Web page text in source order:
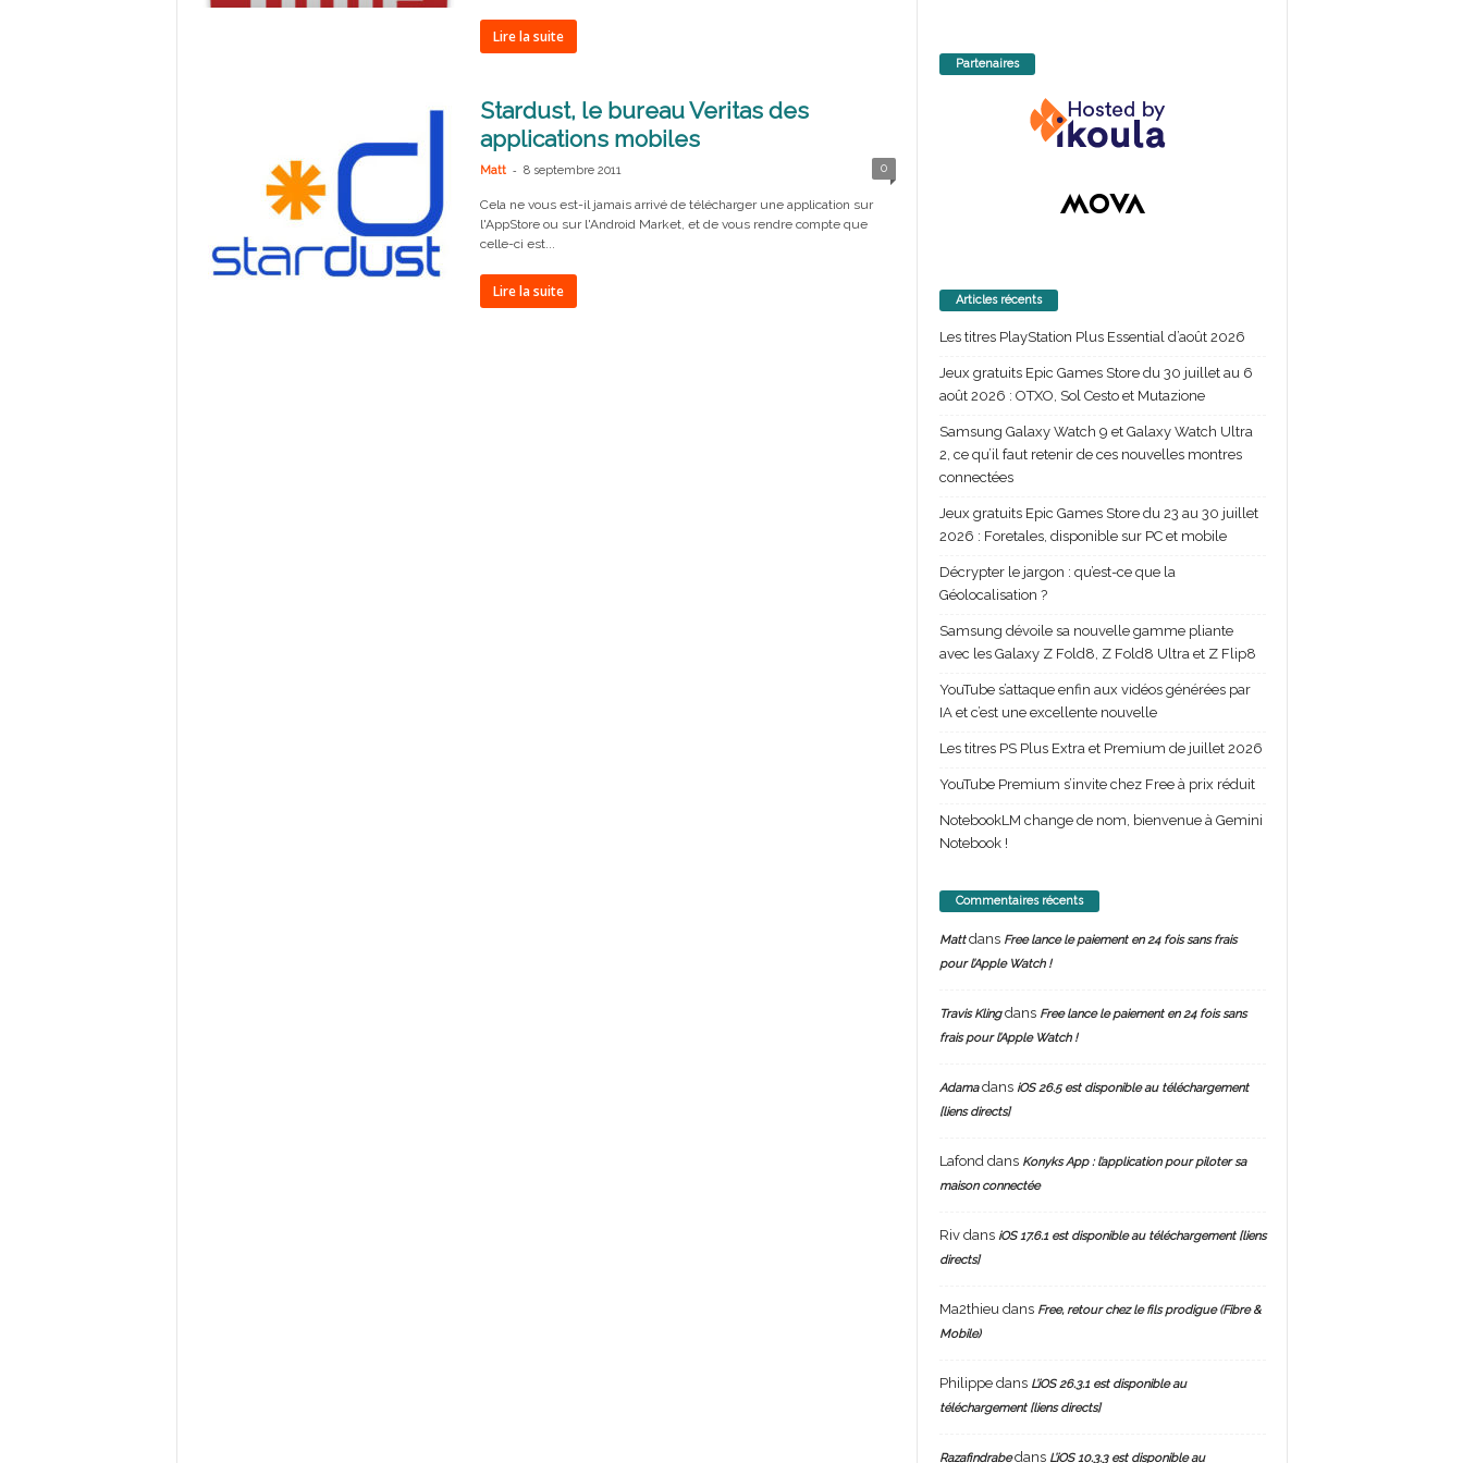
Lire la suite
Stardust, le bureau Veritas des
applications mobiles
Matt - 8 septembre 2011 0
Cela ne vous est-il jamais arrivé de télécharger une application sur
l'AppStore ou sur l'Android Market, et de vous rendre compte que
celle-ci est...
Lire la suite
Partenaires
Articles récents
Les titres PlayStation Plus Essential d’août 2026
Jeux gratuits Epic Games Store du 30 juillet au 6
août 2026 : OTXO, Sol Cesto et Mutazione
Samsung Galaxy Watch 9 et Galaxy Watch Ultra
2, ce qu’il faut retenir de ces nouvelles montres
connectées
Jeux gratuits Epic Games Store du 23 au 30 juillet
2026 : Foretales, disponible sur PC et mobile
Décrypter le jargon : qu’est-ce que la
Géolocalisation ?
Samsung dévoile sa nouvelle gamme pliante
avec les Galaxy Z Fold8, Z Fold8 Ultra et Z Flip8
YouTube s’attaque enfin aux vidéos générées par
IA et c’est une excellente nouvelle
Les titres PS Plus Extra et Premium de juillet 2026
YouTube Premium s’invite chez Free à prix réduit
NotebookLM change de nom, bienvenue à Gemini
Notebook !
Commentaires récents
Mattdans Free lance le paiement en 24 fois sans frais
pour l’Apple Watch !
Travis Klingdans Free lance le paiement en 24 fois sans
frais pour l’Apple Watch !
Adamadans iOS 26.5 est disponible au téléchargement
[liens directs]
Lafond dans Konyks App : l’application pour piloter sa
maison connectée
Rivdans iOS 17.6.1 est disponible au téléchargement [liens
directs]
Ma2thieu dans Free, retour chez le fils prodigue (Fibre &
Mobile)
Philippedans L’iOS 26.3.1 est disponible au
téléchargement [liens directs]
Razafindrabedans L’iOS 10.3.3 est disponible au